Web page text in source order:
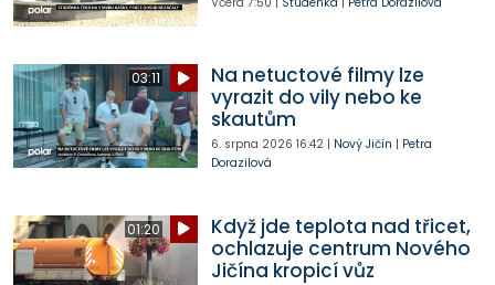
03:11
Na netuctové filmy lze
vyrazit do vily nebo ke
skautům
6. srpna 2026 16:42| Nový Jičín | Petra
Dorazilová
01:20
Když jde teplota nad třicet,
ochlazuje centrum Nového
Jičína kropicí vůz